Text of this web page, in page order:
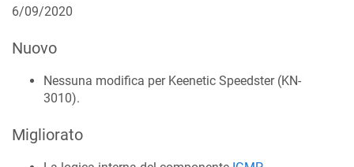
6/09/2020
Nuovo
Nessuna modifica per Keenetic Speedster(KN-
3010).
Migliorato